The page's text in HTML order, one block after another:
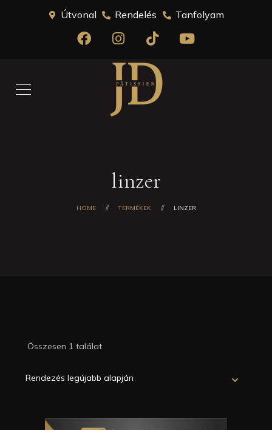
Útvonal Rendelés Tanfolyam
linzer
HOME TERMÉKEK LINZER
Összesen 1 találat